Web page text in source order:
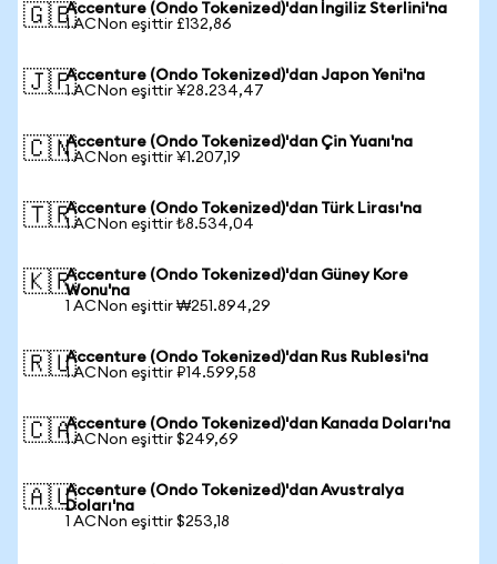
🇬🇧Accenture (Ondo Tokenized)'dan İngiliz Sterlini'na
1 ACNon eşittir £132,86
🇯🇵Accenture (Ondo Tokenized)'dan Japon Yeni'na
1 ACNon eşittir ¥28.234,47
🇨🇳Accenture (Ondo Tokenized)'dan Çin Yuanı'na
1 ACNon eşittir ¥1.207,19
🇹🇷Accenture (Ondo Tokenized)'dan Türk Lirası'na
1 ACNon eşittir ₺8.534,04
🇰🇷Accenture (Ondo Tokenized)'dan Güney Kore
Wonu'na
1 ACNon eşittir ₩251.894,29
🇷🇺Accenture (Ondo Tokenized)'dan Rus Rublesi'na
1 ACNon eşittir ₽14.599,58
🇨🇦Accenture (Ondo Tokenized)'dan Kanada Doları'na
1 ACNon eşittir $249,69
🇦🇺Accenture (Ondo Tokenized)'dan Avustralya
Doları'na
1 ACNon eşittir $253,18